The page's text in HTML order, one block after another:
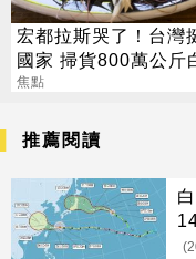
宏都拉斯哭了！台灣
國家 掃貨800萬公斤
焦點
推薦閱讀
烈